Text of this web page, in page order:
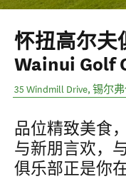
怀扭高尔夫
Wainui Golf
35 Windmill Drive, 锡尔
品位精致美食
与新朋言欢，
俱乐部正是你